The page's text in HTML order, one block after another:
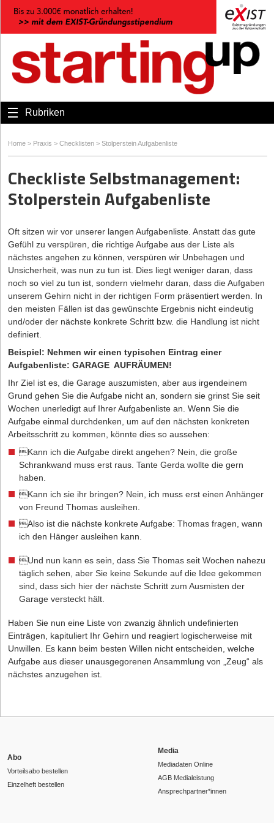
Rubriken
Home > Praxis > Checklisten > Stolperstein Aufgabenliste
Checkliste Selbstmanagement:
Stolperstein Aufgabenliste
Oft sitzen wir vor unserer langen Aufgabenliste. Anstatt das gute
Gefühl zu verspüren, die richtige Aufgabe aus der Liste als
nächstes angehen zu können, verspüren wir Unbehagen und
Unsicherheit, was nun zu tun ist. Dies liegt weniger daran, dass
noch so viel zu tun ist, sondern vielmehr daran, dass die Aufgaben
unserem Gehirn nicht in der richtigen Form präsentiert werden. In
den meisten Fällen ist das gewünschte Ergebnis nicht eindeutig
und/oder der nächste konkrete Schritt bzw. die Handlung ist nicht
definiert.
Beispiel: Nehmen wir einen typischen Eintrag einer
Aufgabenliste: GARAGE AUFRÄUMEN!
Ihr Ziel ist es, die Garage auszumisten, aber aus irgendeinem
Grund gehen Sie die Aufgabe nicht an, sondern sie grinst Sie seit
Wochen unerledigt auf Ihrer Aufgabenliste an. Wenn Sie die
Aufgabe einmal durchdenken, um auf den nächsten konkreten
Arbeitsschritt zu kommen, könnte dies so aussehen:
Kann ich die Aufgabe direkt angehen? Nein, die große
Schrankwand muss erst raus. Tante Gerda wollte die gern
haben.
Kann ich sie ihr bringen? Nein, ich muss erst einen Anhänger
von Freund Thomas ausleihen.
Also ist die nächste konkrete Aufgabe: Thomas fragen, wann
ich den Hänger ausleihen kann.
Und nun kann es sein, dass Sie Thomas seit Wochen nahezu
täglich sehen, aber Sie keine Sekunde auf die Idee gekommen
sind, dass sich hier der nächste Schritt zum Ausmisten der
Garage versteckt hält.
Haben Sie nun eine Liste von zwanzig ähnlich undefinierten
Einträgen, kapituliert Ihr Gehirn und reagiert logischerweise mit
Unwillen. Es kann beim besten Willen nicht entscheiden, welche
Aufgabe aus dieser unausgegorenen Ansammlung von „Zeug“ als
nächstes anzugehen ist.
Abo
Vorteilsabo bestellen
Einzelheft bestellen
Media
Mediadaten Online
AGB Medialeistung
Ansprechpartner*innen